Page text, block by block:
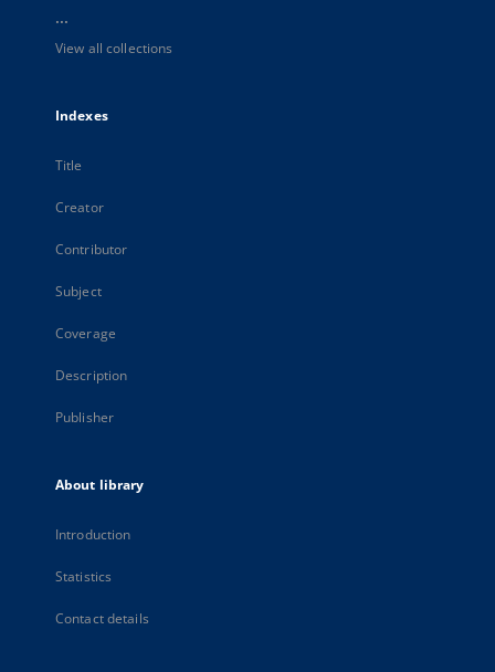
...
View all collections
Indexes
Title
Creator
Contributor
Subject
Coverage
Description
Publisher
About library
Introduction
Statistics
Contact details